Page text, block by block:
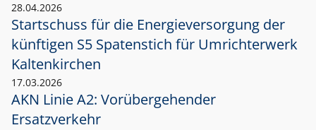
28.04.2026
Startschuss für die Energieversorgung der
künftigen S5 Spatenstich für Umrichterwerk
Kaltenkirchen
17.03.2026
AKN Linie A2: Vorübergehender
Ersatzverkehr